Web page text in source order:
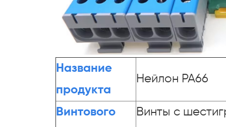
Название
продукта
Нейлон PA66
Винтового
Винты с